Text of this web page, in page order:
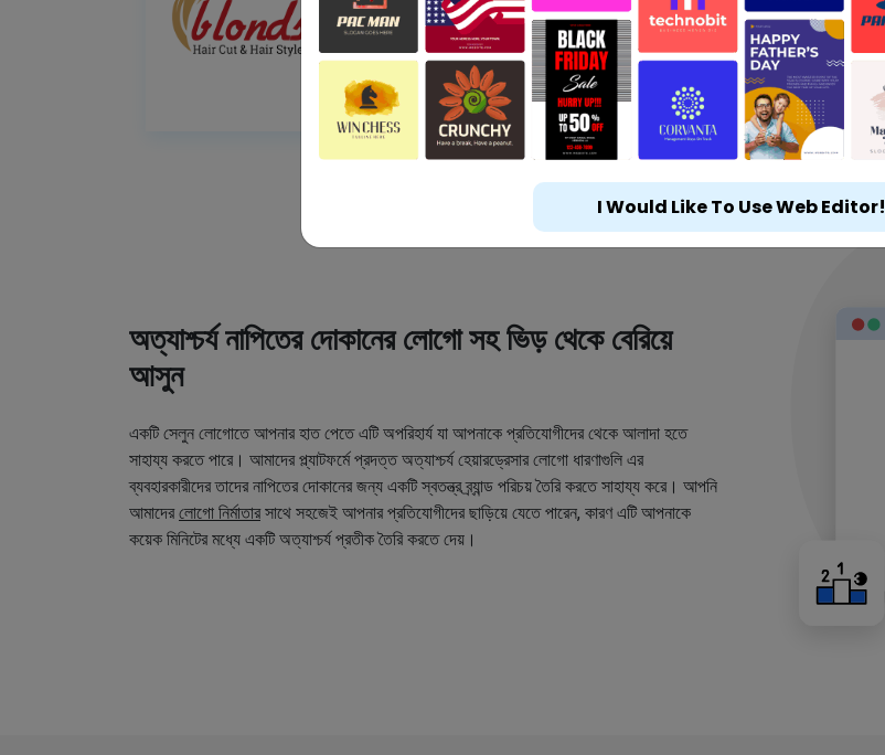
অত্যাশ্চর্য নাপিতের দোকানের লোগো সহ ভিড় থেকে বেরিয়ে
আসুন
একটি সেলুন লোগোতে আপনার হাত পেতে এটি অপরিহার্য যা আপনাকে প্রতিযোগীদের থেকে আলাদা হতে
সাহায্য করতে পারে। আমাদের প্ল্যাটফর্মে প্রদত্ত অত্যাশ্চর্য হেয়ারড্রেসার লোগো ধারণাগুলি এর
ব্যবহারকারীদের তাদের নাপিতের দোকানের জন্য একটি স্বতন্ত্র ব্র্যান্ড পরিচয় তৈরি করতে সাহায্য করে। আপনি
আমাদেরলোগো নির্মাতারসাথে সহজেই আপনার প্রতিযোগীদের ছাড়িয়ে যেতে পারেন, কারণ এটি আপনাকে
কয়েক মিনিটের মধ্যে একটি অত্যাশ্চর্য প্রতীক তৈরি করতে দেয়।
I Would Like To Use Web Editor!